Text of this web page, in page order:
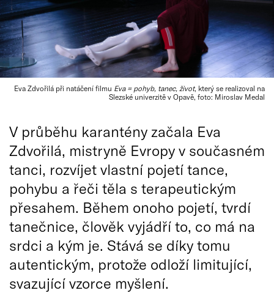
Eva Zdvořilá při natáčení filmu Eva = pohyb, tanec, život, který se realizoval na
Slezské univerzitě v Opavě, foto: Miroslav Medal
V průběhu karantény začala Eva
Zdvořilá, mistryně Evropy v současném
tanci, rozvíjet vlastní pojetí tance,
pohybu a řeči těla s terapeutickým
přesahem. Během onoho pojetí, tvrdí
tanečnice, člověk vyjádří to, co má na
srdci a kým je. Stává se díky tomu
autentickým, protože odloží limitující,
svazující vzorce myšlení.